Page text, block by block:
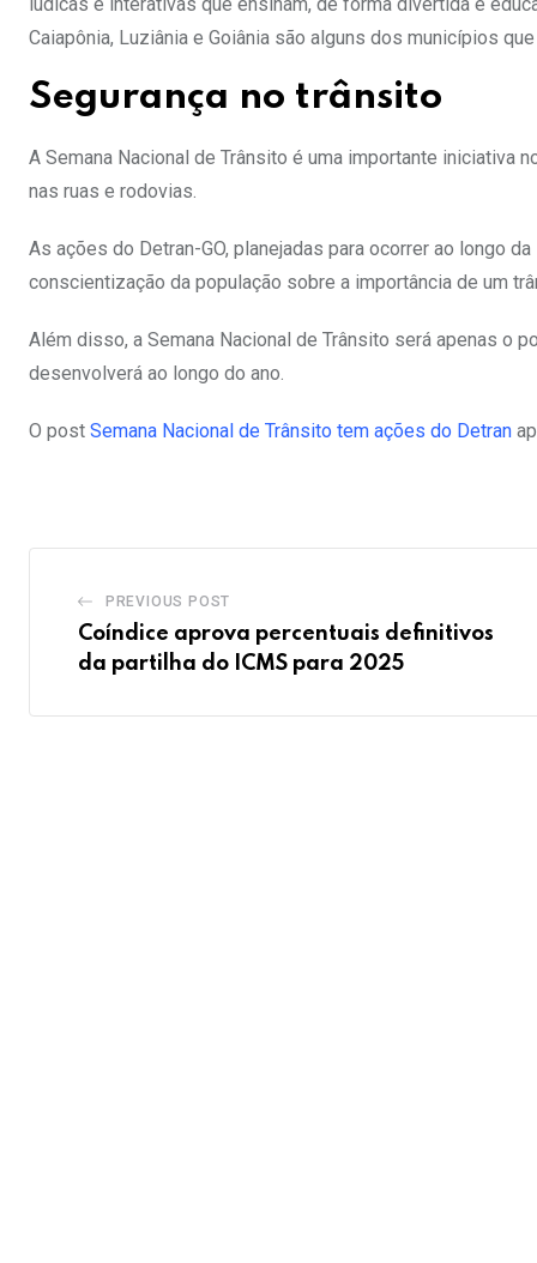
Caiapônia, Luziânia e Goiânia são alguns dos municípios
Segurança no trânsito
A Semana Nacional de Trânsito é uma importante iniciativa
nas ruas e rodovias.
As ações do Detran-GO, planejadas para ocorrer ao longo
conscientização da população sobre a importância de um
Além disso, a Semana Nacional de Trânsito será apenas o
desenvolverá ao longo do ano.
O post Semana Nacional de Trânsito tem ações do Detran
PREVIOUS POST
Coíndice aprova percentuais definitivos
da partilha do ICMS para 2025